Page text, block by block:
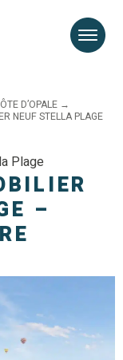
D’OPALE →
NEUF STELLA PLAGE
Plage
–